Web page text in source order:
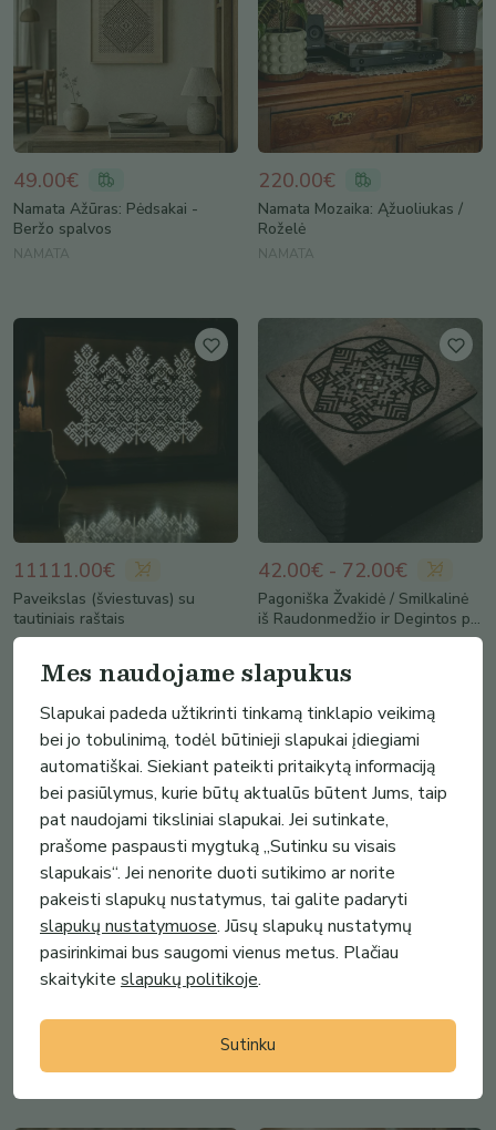
49.00€
Namata Ažūras: Pėdsakai -
Beržo spalvos
NAMATA
220.00€
Namata Mozaika: Ąžuoliukas /
Roželė
NAMATA
11111.00€
Paveikslas (šviestuvas) su
tautiniais raštais
NAMATA
42.00€ - 72.00€
Pagoniška Žvakidė / Smilkalinė
iš Raudonmedžio ir Degintos p...
11110.98€ -
11111.00€
Pagoniška Žvakidė / Smilkalinė
iš Ąžuolo ir Degintos pušies ...
NAMATA
11111.00€
„Pagoniškas" Amuletas iš
NAMATA
Mes naudojame slapukus
Slapukai padeda užtikrinti tinkamą tinklapio veikimą
bei jo tobulinimą, todėl būtinieji slapukai įdiegiami
automatiškai. Siekiant pateikti pritaikytą informaciją
bei pasiūlymus, kurie būtų aktualūs būtent Jums, taip
pat naudojami tiksliniai slapukai. Jei sutinkate,
prašome paspausti mygtuką „Sutinku su visais
slapukais“. Jei nenorite duoti sutikimo ar norite
pakeisti slapukų nustatymus, tai galite padaryti
slapukų nustatymuose. Jūsų slapukų nustatymų
pasirinkimai bus saugomi vienus metus. Plačiau
skaitykite slapukų politikoje.
Sutinku